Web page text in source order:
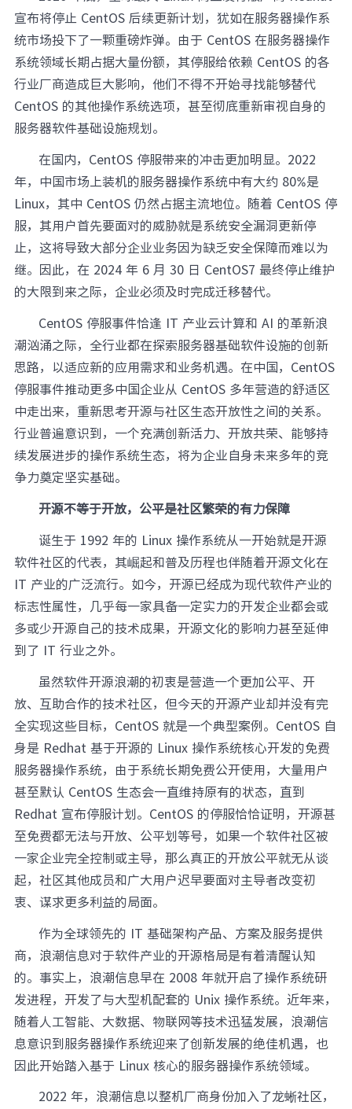
宣布将停止 CentOS 后续更新计划，犹如在服务器操作系
统市场投下了一颗重磅炸弹。由于 CentOS 在服务器操作
系统领域长期占据大量份额，其停服给依赖 CentOS 的各
行业厂商造成巨大影响，他们不得不开始寻找能够替代
CentOS 的其他操作系统选项，甚至彻底重新审视自身的
服务器软件基础设施规划。
在国内，CentOS 停服带来的冲击更加明显。2022
年，中国市场上装机的服务器操作系统中有大约 80%是
Linux，其中 CentOS 仍然占据主流地位。随着 CentOS 停
服，其用户首先要面对的威胁就是系统安全漏洞更新停
止，这将导致大部分企业业务因为缺乏安全保障而难以为
继。因此，在 2024 年 6 月 30 日 CentOS7 最终停止维护
的大限到来之际，企业必须及时完成迁移替代。
CentOS 停服事件恰逢 IT 产业云计算和 AI 的革新浪
潮汹涌之际，全行业都在探索服务器基础软件设施的创新
思路，以适应新的应用需求和业务机遇。在中国，CentOS
停服事件推动更多中国企业从 CentOS 多年营造的舒适区
中走出来，重新思考开源与社区生态开放性之间的关系。
行业普遍意识到，一个充满创新活力、开放共荣、能够持
续发展进步的操作系统生态，将为企业自身未来多年的竞
争力奠定坚实基础。
开源不等于开放，公平是社区繁荣的有力保障
诞生于 1992 年的 Linux 操作系统从一开始就是开源
软件社区的代表，其崛起和普及历程也伴随着开源文化在
IT 产业的广泛流行。如今，开源已经成为现代软件产业的
标志性属性，几乎每一家具备一定实力的开发企业都会或
多或少开源自己的技术成果，开源文化的影响力甚至延伸
到了 IT 行业之外。
虽然软件开源浪潮的初衷是营造一个更加公平、开
放、互助合作的技术社区，但今天的开源产业却并没有完
全实现这些目标，CentOS 就是一个典型案例。CentOS 自
身是 Redhat 基于开源的 Linux 操作系统核心开发的免费
服务器操作系统，由于系统长期免费公开使用，大量用户
甚至默认 CentOS 生态会一直维持原有的状态，直到
Redhat 宣布停服计划。CentOS 的停服恰恰证明，开源甚
至免费都无法与开放、公平划等号，如果一个软件社区被
一家企业完全控制或主导，那么真正的开放公平就无从谈
起，社区其他成员和广大用户迟早要面对主导者改变初
衷、谋求更多利益的局面。
作为全球领先的 IT 基础架构产品、方案及服务提供
商，浪潮信息对于软件产业的开源格局是有着清醒认知
的。事实上，浪潮信息早在 2008 年就开启了操作系统研
发进程，开发了与大型机配套的 Unix 操作系统。近年来，
随着人工智能、大数据、物联网等技术迅猛发展，浪潮信
息意识到服务器操作系统迎来了创新发展的绝佳机遇，也
因此开始踏入基于 Linux 核心的服务器操作系统领域。
2022 年，浪潮信息以整机厂商身份加入了龙蜥社区，